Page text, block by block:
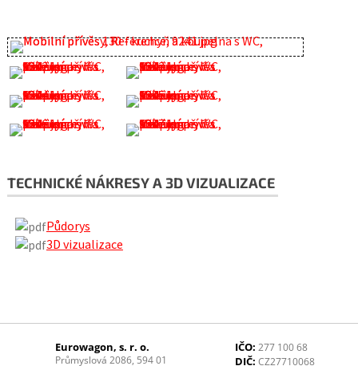
TECHNICKÉ NÁKRESY A 3D VIZUALIZACE
Půdorys
3D vizualizace
Eurowagon, s. r. o.
Průmyslová 2086, 594 01
IČO: 277 100 68
DIČ: CZ27710068